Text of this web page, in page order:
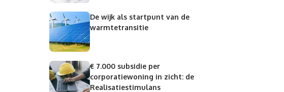
De wijk als startpunt van de
warmtetransitie
€ 7.000 subsidie per
corporatiewoning in zicht: de
Realisatiestimulans